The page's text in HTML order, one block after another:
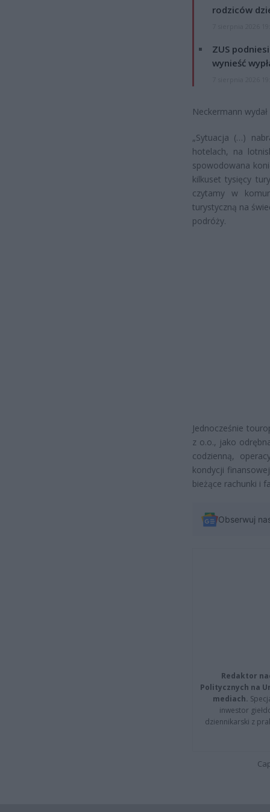
rodziców
ZUS
wynieść
Neckermann
„Sytuacja (…)
hotelach, na
spowodowana
kilkuset tysięcy
czytamy w
turystyczną na
podróży.
Jednocześnie
z o.o., jako
codzienną,
kondycji
bieżące rachunki i
Obserwuj
Redaktor
Politycznych na
mediach.
inwestor
dziennikarski z